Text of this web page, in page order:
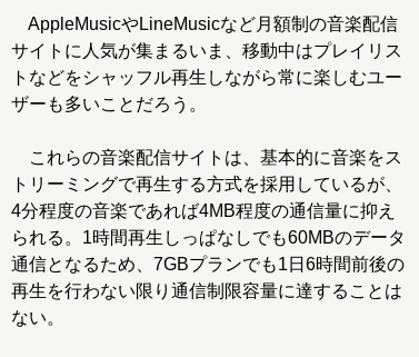
AppleMusicやLineMusicなど月額制の音楽配信
サイトに人気が集まるいま、移動中はプレイリス
トなどをシャッフル再生しながら常に楽しむユー
ザーも多いことだろう。
これらの音楽配信サイトは、基本的に音楽をス
トリーミングで再生する方式を採用しているが、
4分程度の音楽であれば4MB程度の通信量に抑え
られる。1時間再生しっぱなしでも60MBのデータ
通信となるため、7GBプランでも1日6時間前後の
再生を行わない限り通信制限容量に達することは
ない。